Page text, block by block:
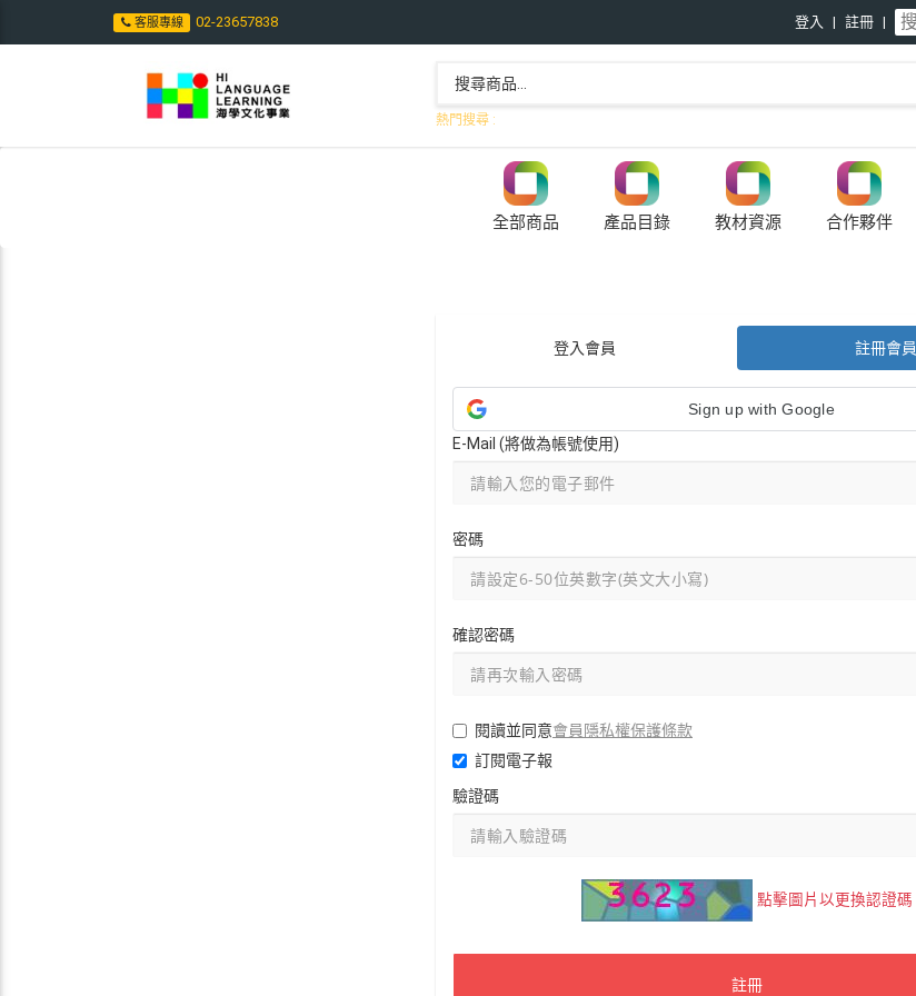
客服專線 02-23657838 登入 註冊
熱門搜尋 :
全部商品 產品目錄 教材資源 合作夥伴
登入會員 註冊會員
Sign up with Google
E-Mail (將做為帳號使用)
密碼
確認密碼
閱讀並同意會員隱私權保護條款
訂閱電子報
驗證碼
點擊圖片以更換認證碼
註冊